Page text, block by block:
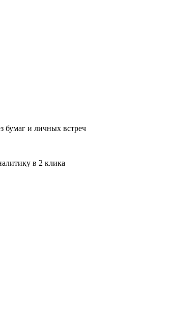
бумаг и личных встреч
в 2 клика